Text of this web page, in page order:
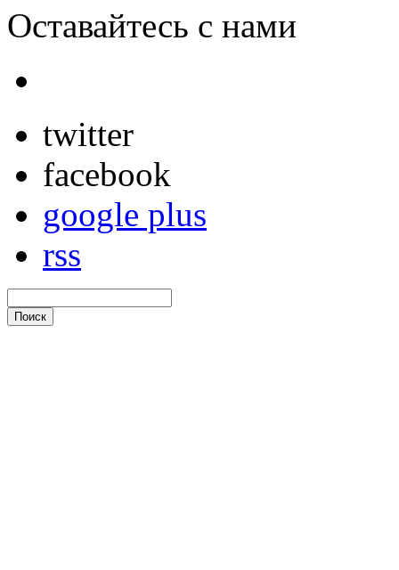
Оставайтесь с нами
twitter
facebook
google plus
rss